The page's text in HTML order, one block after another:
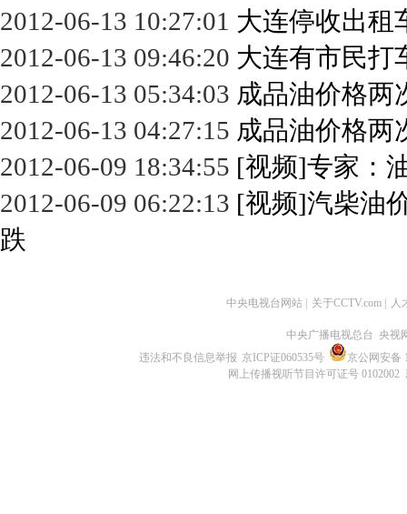
2012-06-13 10:27:01 大连停收出租
2012-06-13 09:46:20 大连有市民打
2012-06-13 05:34:03 成品油价格两
2012-06-13 04:27:15 成品油价格两
2012-06-09 18:34:55 [视频]专家：
2012-06-09 06:22:13 [视频]汽柴油
跌
中央电视台网站 | 关于CCTV.com | 人
中央广播电视总台 央视
违法和不良信息举报 京ICP证060535号
京公网安备
网上传播视听节目许可证号 0102002